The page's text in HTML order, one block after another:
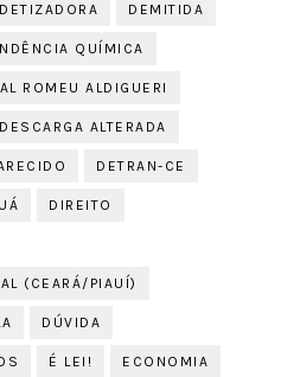
DEMITIDA
QUÍMICA
ROMEU ALDIGUERI
DESCARGA ALTERADA
DETRAN-CE
DIREITO
(CEARÁ/PIAUÍ)
DÚVIDA
É LEI! ECONOMIA